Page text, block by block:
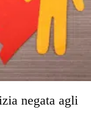
negata agli